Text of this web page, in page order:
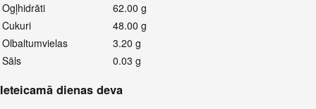
Ogļhidrāti
62.00 g
Cukuri
48.00 g
Olbaltumvielas
3.20 g
Sāls
0.03 g
Ieteicamā dienas deva